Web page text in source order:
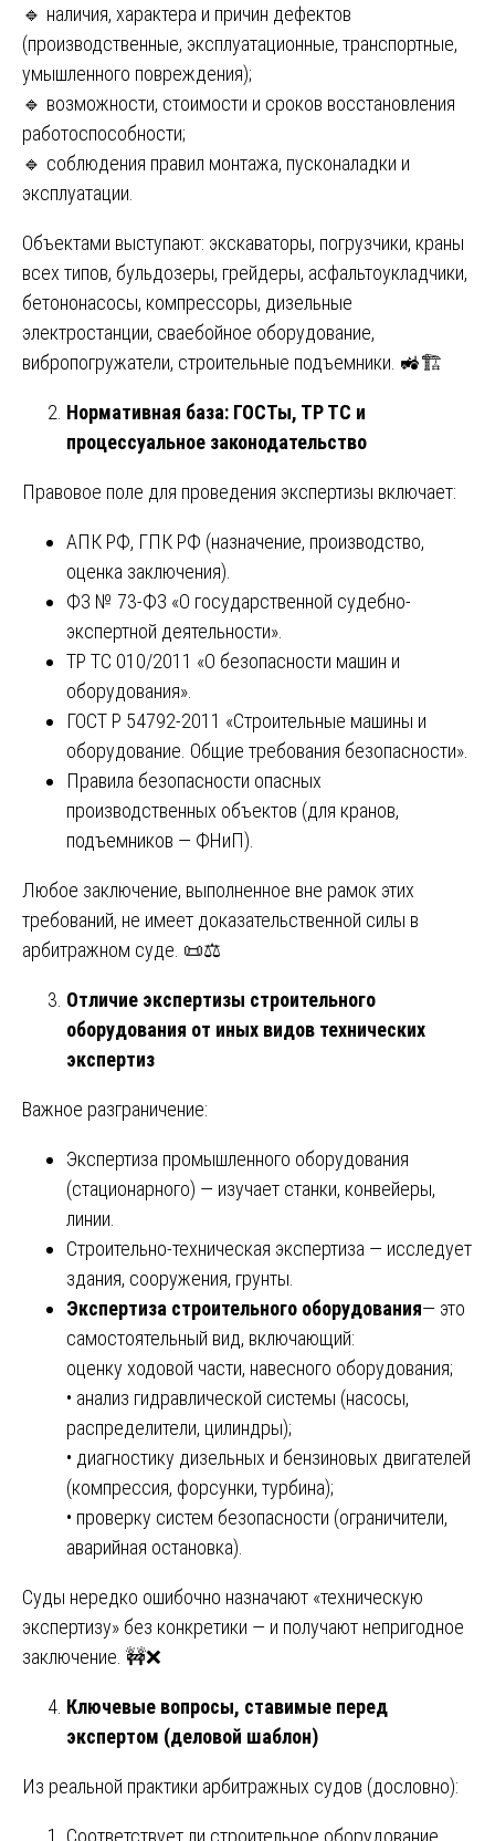
🔹 наличия, характера и причин дефектов
(производственные, эксплуатационные, транспортные,
умышленного повреждения);
🔹 возможности, стоимости и сроков восстановления
работоспособности;
🔹 соблюдения правил монтажа, пусконаладки и
эксплуатации.
Объектами выступают: экскаваторы, погрузчики, краны
всех типов, бульдозеры, грейдеры, асфальтоукладчики,
бетононасосы, компрессоры, дизельные
электростанции, сваебойное оборудование,
вибропогружатели, строительные подъемники. 🚜🏗️
Нормативная база: ГОСТы, ТР ТС и
процессуальное законодательство
Правовое поле для проведения экспертизы включает:
АПК РФ, ГПК РФ (назначение, производство,
оценка заключения).
ФЗ № 73-ФЗ «О государственной судебно-
экспертной деятельности».
ТР ТС 010/2011 «О безопасности машин и
оборудования».
ГОСТ Р 54792-2011 «Строительные машины и
оборудование. Общие требования безопасности».
Правила безопасности опасных
производственных объектов (для кранов,
подъемников — ФНиП).
Любое заключение, выполненное вне рамок этих
требований, не имеет доказательственной силы в
арбитражном суде. 📜⚖️
Отличие экспертизы строительного
оборудования от иных видов технических
экспертиз
Важное разграничение:
Экспертиза промышленного оборудования
(стационарного) — изучает станки, конвейеры,
линии.
Строительно-техническая экспертиза — исследует
здания, сооружения, грунты.
Экспертиза строительного оборудования— это
самостоятельный вид, включающий:
оценку ходовой части, навесного оборудования;
• анализ гидравлической системы (насосы,
распределители, цилиндры);
• диагностику дизельных и бензиновых двигателей
(компрессия, форсунки, турбина);
• проверку систем безопасности (ограничители,
аварийная остановка).
Суды нередко ошибочно назначают «техническую
экспертизу» без конкретики — и получают непригодное
заключение. 🚧❌
Ключевые вопросы, ставимые перед
экспертом (деловой шаблон)
Из реальной практики арбитражных судов (дословно):
Соответствует ли строительное оборудование